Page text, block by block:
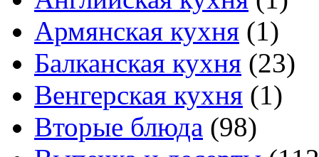
Армянская кухня (1)
Балканская кухня (23)
Венгерская кухня (1)
Вторые блюда (98)